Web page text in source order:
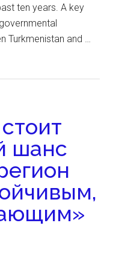
ten years. A key
Turkmenistan and …
шанс